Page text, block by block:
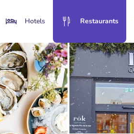
Hotels Restaurants